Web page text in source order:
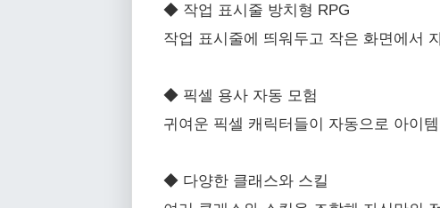
◆ 작업 표시줄 방치형 RPG
작업 표시줄에 띄워두고 작은 화면에서
◆ 픽셀 용사 자동 모험
귀여운 픽셀 캐릭터들이 자동으로 아이
◆ 다양한 클래스와 스킬